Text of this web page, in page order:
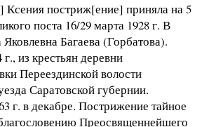
постриж[ение] приняла на 5
поста 16/29 марта 1928 г. В
Багаева (Горбатова).
из крестьян деревни
Переездинской волости
Саратовской губернии.
г. в декабре. Пострижение тайное
Преосвященнейшего